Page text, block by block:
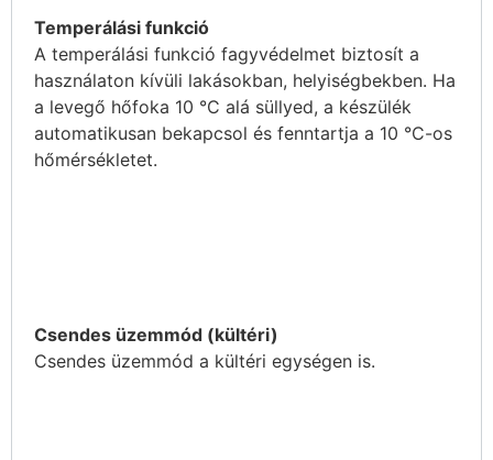
Temperálási funkció
A temperálási funkció fagyvédelmet biztosít a
használaton kívüli lakásokban, helyiségbekben. Ha
a levegő hőfoka 10 °C alá süllyed, a készülék
automatikusan bekapcsol és fenntartja a 10 °C-os
hőmérsékletet.
Csendes üzemmód (kültéri)
Csendes üzemmód a kültéri egységen is.